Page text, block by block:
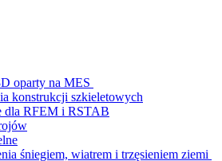
oparty na MES
konstrukcji szkieletowych
dla RFEM i RSTAB
śniegiem, wiatrem i trzęsieniem ziemi